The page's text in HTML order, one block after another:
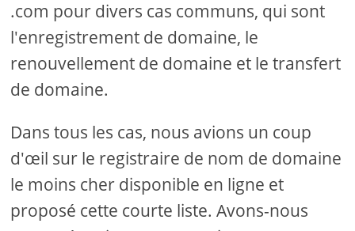
.com pour divers cas communs, qui sont
l'enregistrement de domaine, le
renouvellement de domaine et le transfert
de domaine.
Dans tous les cas, nous avions un coup
d'œil sur le registraire de nom de domaine
le moins cher disponible en ligne et
proposé cette courte liste. Avons-nous